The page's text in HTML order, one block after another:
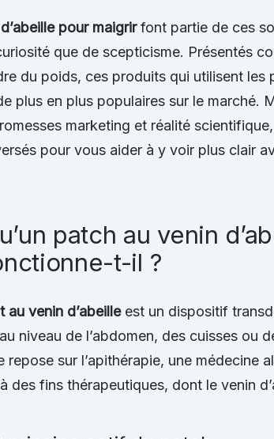
pour maigrirfont partie de ces
que de scepticisme. Présentés
du poids, ces produits qui utilisent les
plus en plus populaires sur le marché.
marketing et réalité
pour vous aider à y voir plus clair
patch au venin
t-il ?
au venin d’abeilleest un dispositif
niveau de l’abdomen, des cuisses ou
repose sur l’apithérapie, une médecine
des fins thérapeutiques, dont le venin